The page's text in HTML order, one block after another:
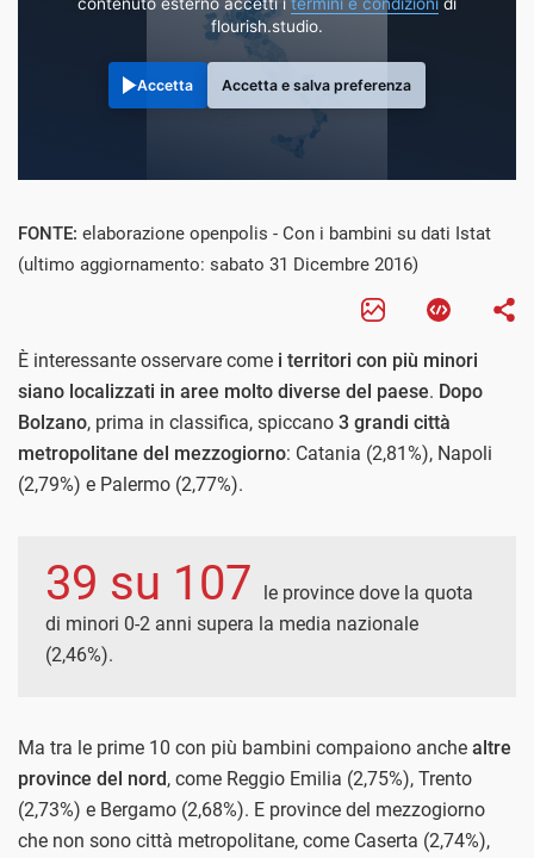
flourish.studio.
Accetta Accetta e salva preferenza
FONTE: elaborazione openpolis - Con i bambini su dati Istat
(ultimo aggiornamento: sabato 31 Dicembre 2016)
È interessante osservare come i territori con più minori
siano localizzati in aree molto diverse del paese. Dopo
Bolzano, prima in classifica, spiccano 3 grandi città
metropolitane del mezzogiorno: Catania (2,81%), Napoli
(2,79%) e Palermo (2,77%).
39 su 107
le province dove la quota
di minori 0-2 anni supera la media nazionale
(2,46%).
Ma tra le prime 10 con più bambini compaiono anche altre
province del nord, come Reggio Emilia (2,75%), Trento
(2,73%) e Bergamo (2,68%). E province del mezzogiorno
che non sono città metropolitane, come Caserta (2,74%),